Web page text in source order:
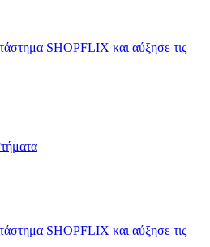
SHOPFLIX και αύξησε τις
SHOPFLIX και αύξησε τις